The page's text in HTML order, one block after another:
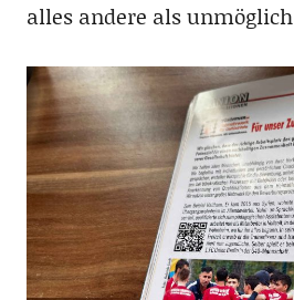
alles andere als unmöglich